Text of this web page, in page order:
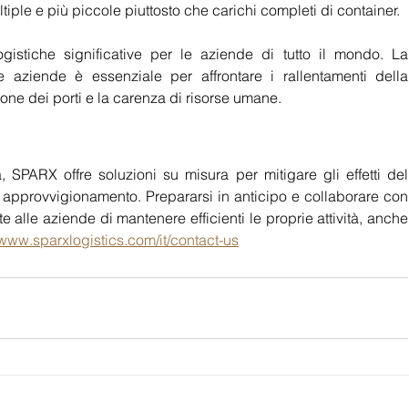
e più piccole piuttosto che carichi completi di container.
significative per le aziende di tutto il mondo. La
aziende è essenziale per affrontare i rallentamenti della
dei porti e la carenza di risorse umane.
offre soluzioni su misura per mitigare gli effetti del
Prepararsi in anticipo e collaborare con
alle aziende di mantenere efficienti le proprie attività, anche
it/contact-us